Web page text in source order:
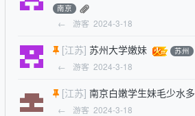
南京
← 游客 2024-3-18
[江苏] 苏州大学嫩妹 苏州
← 游客 2024-3-18
[江苏] 南京白嫩学生妹毛少水多
← 游客 2024-3-18